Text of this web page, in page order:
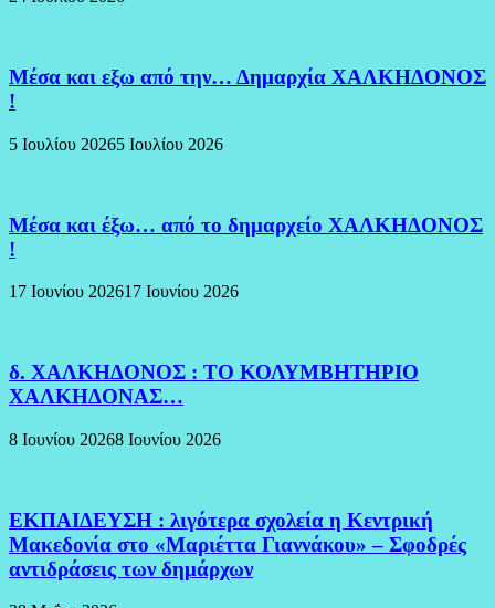
Μέσα και εξω από την… Δημαρχία ΧΑΛΚΗΔΟΝΟΣ
!
5 Ιουλίου 20265 Ιουλίου 2026
Μέσα και έξω… από το δημαρχείο ΧΑΛΚΗΔΟΝΟΣ
!
17 Ιουνίου 202617 Ιουνίου 2026
δ. ΧΑΛΚΗΔΟΝΟΣ : ΤΟ ΚΟΛΥΜΒΗΤΗΡΙΟ
ΧΑΛΚΗΔΟΝΑΣ…
8 Ιουνίου 20268 Ιουνίου 2026
ΕΚΠΑΙΔΕΥΣΗ : λιγότερα σχολεία η Κεντρική
Μακεδονία στο «Μαριέττα Γιαννάκου» – Σφοδρές
αντιδράσεις των δημάρχων